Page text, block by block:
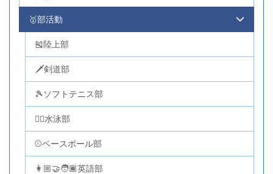
🥇部活動
🎽陸上部
🗡剣道部
🎾ソフトテニス部
🏊‍♂️水泳部
⚾ベースボール部
👩🏼‍🤝‍🧑🏾英語部